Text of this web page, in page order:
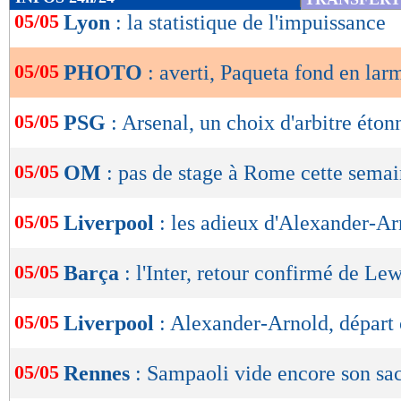
de
lecture
OK
05/05 Lyon : la statistique de l'impuissance
05/05 PHOTO : averti, Paqueta fond en
05/05 PSG : Arsenal, un choix d'arbitre
05/05 OM : pas de stage à Rome cette
05/05 Liverpool : les adieux d'Alexander-
05/05 Barça : l'Inter, retour confirmé de
05/05 Liverpool : Alexander-Arnold,
05/05 Rennes : Sampaoli vide encore son